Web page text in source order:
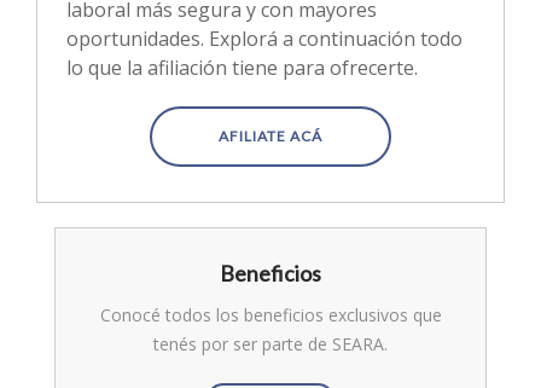
laboral más segura y con mayores
oportunidades. Explorá a continuación todo
lo que la afiliación tiene para ofrecerte.
AFILIATE ACÁ
Beneficios
Conocé todos los beneficios exclusivos que
tenés por ser parte de SEARA.